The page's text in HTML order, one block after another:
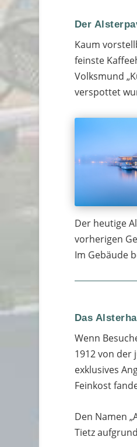
Der
Kaum
feinste
Volksmund
verspottet
Der heutige
vorherigen
Im Gebäude
Das
Wenn
1912 von der
exklusives
Feinkost
Den Namen
Tietz